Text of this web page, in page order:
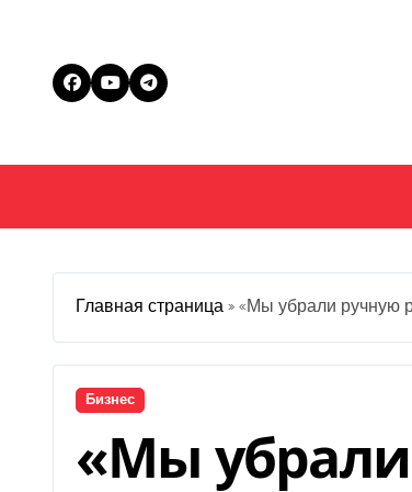
Главная страница » «Мы убрали ручную
Бизнес
«Мы